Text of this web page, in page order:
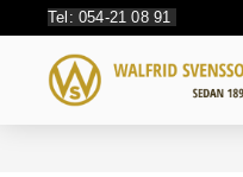
Tel: 054-21 08 91